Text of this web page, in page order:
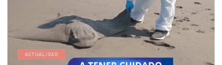
ACTUALIDAD